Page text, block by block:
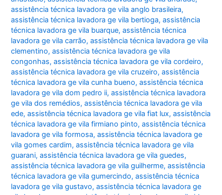
assistência técnica lavadora ge vila anglo brasileira,
assistência técnica lavadora ge vila bertioga,assistência
técnica lavadora ge vila buarque,assistência técnica
lavadora ge vila carrão,assistência técnica lavadora ge vila
clementino,assistência técnica lavadora ge vila
congonhas,assistência técnica lavadora ge vila cordeiro,
assistência técnica lavadora ge vila cruzeiro,assistência
técnica lavadora ge vila cunha bueno,assistência técnica
lavadora ge vila dom pedro ii,assistência técnica lavadora
ge vila dos remédios,assistência técnica lavadora ge vila
ede,assistência técnica lavadora ge vila fiat lux,assistência
técnica lavadora ge vila firmiano pinto,assistência técnica
lavadora ge vila formosa,assistência técnica lavadora ge
vila gomes cardim,assistência técnica lavadora ge vila
guarani,assistência técnica lavadora ge vila guedes,
assistência técnica lavadora ge vila guilherme,assistência
técnica lavadora ge vila gumercindo,assistência técnica
lavadora ge vila gustavo,assistência técnica lavadora ge